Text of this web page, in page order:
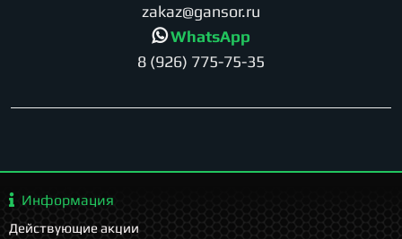
zakaz@gansor.ru
WhatsApp
8 (926) 775-75-35
Информация
Действующие акции